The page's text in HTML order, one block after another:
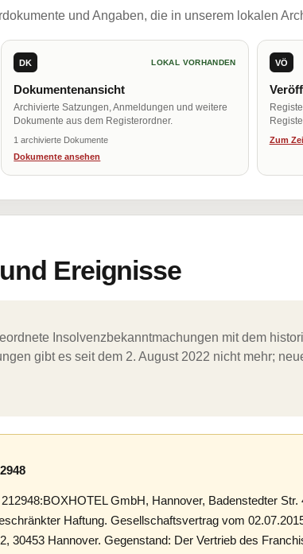
und Angaben, die in unserem lokalen
DK LOKAL VORHANDEN
Dokumentenansicht
Archivierte Satzungen, Anmeldungen und weitere
Dokumente aus dem Registerordner.
1 archivierte Dokumente
Dokumente ansehen
VÖ
Zum
Ereignisse
Insolvenzbekanntmachungen mit dem
gibt es seit dem 2. August 2022 nicht mehr;
GmbH, Hannover, Badenstedter
Haftung. Gesellschaftsvertrag vom
30453 Hannover. Gegenstand: Der Vertrieb des